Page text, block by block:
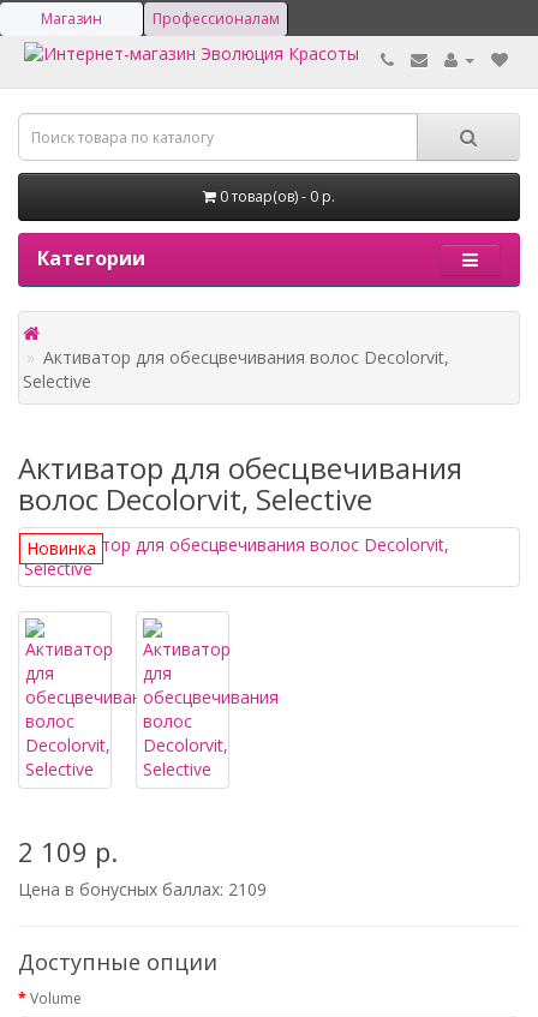
Магазин Профессионалам
0 товар(ов) - 0 р.
Категории
Активатор для обесцвечивания волос Decolorvit,
Selective
Активатор для обесцвечивания
волос Decolorvit, Selective
Новинка
2 109 р.
Цена в бонусных баллах: 2109
Доступные опции
Volume